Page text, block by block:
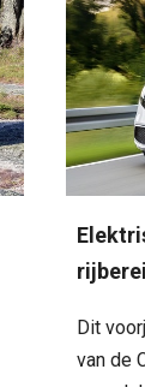
Dit
van de